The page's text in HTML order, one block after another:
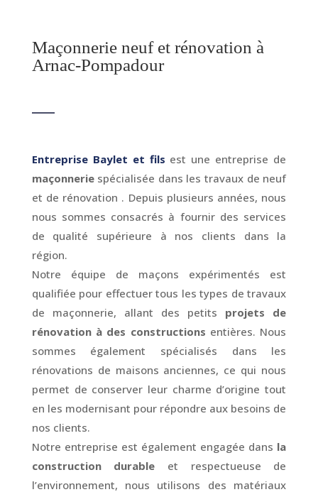
Maçonnerie neuf et rénovation à
Arnac-Pompadour
Entreprise Baylet et fils est une entreprise de
maçonneriespécialisée dans les travaux de neuf
et de rénovation . Depuis plusieurs années, nous
nous sommes consacrés à fournir des services
de qualité supérieure à nos clients dans la
région.
Notre équipe de maçons expérimentés est
qualifiée pour effectuer tous les types de travaux
de maçonnerie, allant des petits projets de
rénovation à des constructions entières. Nous
sommes également spécialisés dans les
rénovations de maisons anciennes, ce qui nous
permet de conserver leur charme d’origine tout
en les modernisant pour répondre aux besoins de
nos clients.
Notre entreprise est également engagée dans la
construction durable et respectueuse de
l’environnement, nous utilisons des matériaux